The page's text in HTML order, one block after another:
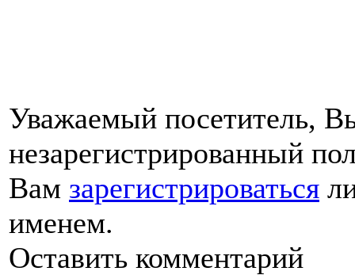
Уважаемый посетитель,
незарегистрированный
Вам зарегистрироваться
именем.
Оставить комментарий